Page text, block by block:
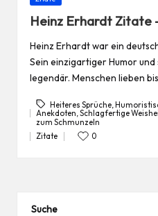
Heinz Erhardt Zitate
Heinz Erhardt war ein
Sein einzigartiger Humor
legendär. Menschen lieben
Tags:
Heiteres Sprüche,
Anekdoten,Schlagfertige
zum Schmunzeln
Posted
Zitate 0
Suche